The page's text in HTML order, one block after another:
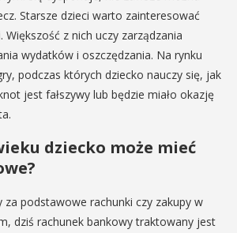
Starsze dzieci warto zainteresować
Większość z nich uczy zarządzania
wydatków i oszczędzania. Na rynku
podczas których dziecko nauczy się, jak
jest fałszywy lub będzie miało okazję
dziecko może mieć
za podstawowe rachunki czy zakupy w
dziś rachunek bankowy traktowany jest